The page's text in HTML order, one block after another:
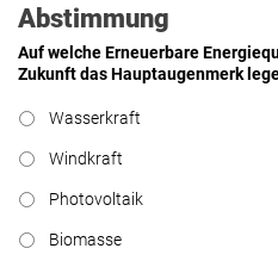
Abstimmung
Auf welche Erneuerbare
Zukunft das Hauptaugenmerk
Wasserkraft
Windkraft
Photovoltaik
Biomasse